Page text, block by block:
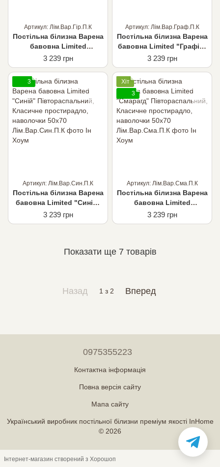
Артикул: Лім.Вар.Гір.П.К
Постільна білизна Варена
бавовна Limited
"Гірчичний"
Півтораспальний,
Класичне простирадло,
наволочки 50х70
3 239 грн
Артикул: Лім.Вар.Граф.П.К
Постільна білизна Варена
бавовна Limited "Графіт"
Півтораспальний,
Класичне простирадло,
3 239 грн
3
Артикул: Лім.Вар.Син.П.К
Постільна білизна Варена
бавовна Limited "Синій"
Півтораспальний,
Класичне простирадло,
3 239 грн
Хіт
3
Артикул: Лім.Вар.Сма.П.К
Постільна білизна Варена
бавовна Limited
"Смарагд"
Півтораспальний,
3 239 грн
Показати ще 7 товарів
Назад 1 з 2 Вперед
0975355223
Контактна інформація
Повна версія сайту
Мапа сайту
Український виробник постільної білизни преміум якості InHome
© 2026
Інтернет-магазин створений з Хорошоп